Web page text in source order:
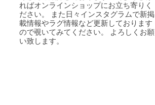
ればオンラインショップにお立ち寄りく
ださい。 また日々インスタグラムで新掲
載情報やラグ情報など更新しております
ので覗いてみてください。 よろしくお願
い致します。